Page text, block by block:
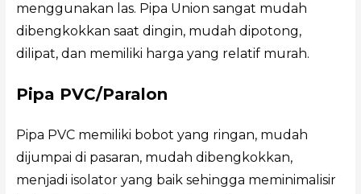
menggunakan las. Pipa Union sangat mudah
dibengkokkan saat dingin, mudah dipotong,
dilipat, dan memiliki harga yang relatif murah.
Pipa PVC/Paralon
Pipa PVC memiliki bobot yang ringan, mudah
dijumpai di pasaran, mudah dibengkokkan,
menjadi isolator yang baik sehingga meminimalisir